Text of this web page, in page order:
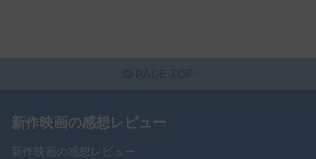
新作映画の感想レビュー
新作映画の感想レビュー